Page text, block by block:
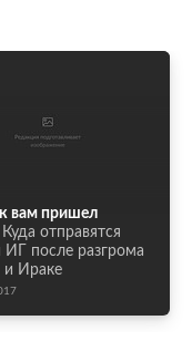
к вам пришел
Куда отправятся
ИГ после разгрома
и Ираке